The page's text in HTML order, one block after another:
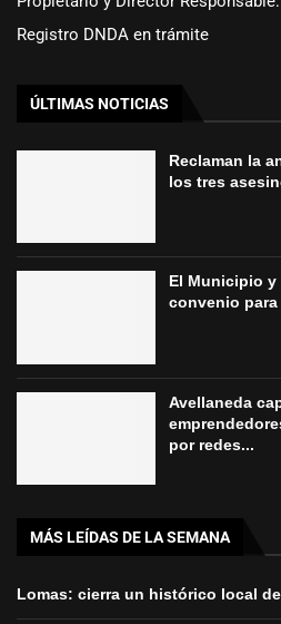
Registro DNDA en trámite
ÚLTIMAS NOTICIAS
Reclaman la
los tres
El Municipio y
convenio para
Avellaneda
por redes...
MÁS LEÍDAS DE LA SEMANA
Lomas: cierra un histórico local